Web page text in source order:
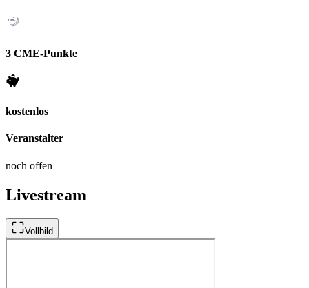
3 CME-Punkte
kostenlos
Veranstalter
noch offen
Livestream
Vollbild